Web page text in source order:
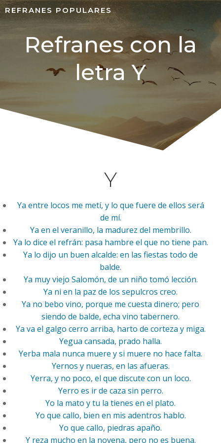
REFRANES POPULARES
Refranes con la
letra Y
Y
Ya entre locos me metí, y lo que fuere de ellos será
de mí.
Ya en el veranillo, la madurez del membrillo.
Ya lo dice el refrán: pasa hambre el que no tiene pan.
Ya lo dijo un buen alcalde: en las fiestas todo de
balde.
Ya muy viejo Salomón, de un niño tomó lección.
Ya ni en la paz de los sepulcros creo.
Ya no bebo vino, porque me cuesta dinero; pero
siendo de balde, echa vino tabernero.
Ya va el galgo cerro arriba, harto de corteza y miga.
Yegua cansada, prado halla.
Yerba mala nunca muere y si muere no hace falta.
Yernos y nueras, en las afueras.
Yerra, y no poco, el que discute con un loco.
Yerro es ir de caza sin perro.
Yo la mato y tu la tienes en el plato.
Yo que callo, bien en mis adentros hablo.
Yo que callo, piedras apaño.
Y reza mucho en la novena, pero no es buena.